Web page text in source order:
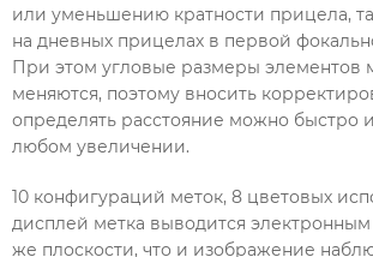
или уменьшению кратности прицела,
на дневных прицелах в первой
При этом угловые размеры элементов
меняются, поэтому вносить
определять расстояние можно быстро
любом увеличении.
10 конфигураций меток, 8 цветовых
дисплей метка выводится
же плоскости, что и изображение